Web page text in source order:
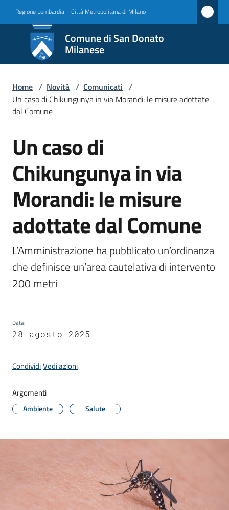
Regione Lombardia - Città Metropolitana di Milano
Comune di San Donato
Milanese
Comune
di San
Donato
Milanese
Novità
Menu selezionato
Servizi
Vivere
San
Donato
Milanese
gli
argomenti
su
Home / Novità / Comunicati /
Un caso di Chikungunya in via Morandi: le misure adottate
dal Comune
Salta al contenuto
Un caso di
Chikungunya in via
Morandi: le misure
adottate dal Comune
L’Amministrazione ha pubblicato un’ordinanza
che definisce un’area cautelativa di intervento
200 metri
Data:
28 agosto 2025
CondividiVedi azioni
Argomenti
Ambiente Salute